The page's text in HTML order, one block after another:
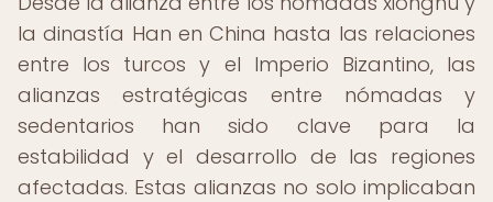
la dinastía Han en China hasta las relaciones
entre los turcos y el Imperio Bizantino, las
alianzas estratégicas entre nómadas y
sedentarios han sido clave para la
estabilidad y el desarrollo de las regiones
afectadas. Estas alianzas no solo implicaban